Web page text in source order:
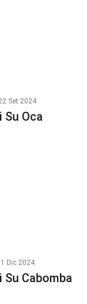
Set 2024
Su Oca
Dic 2024
Su Cabomba